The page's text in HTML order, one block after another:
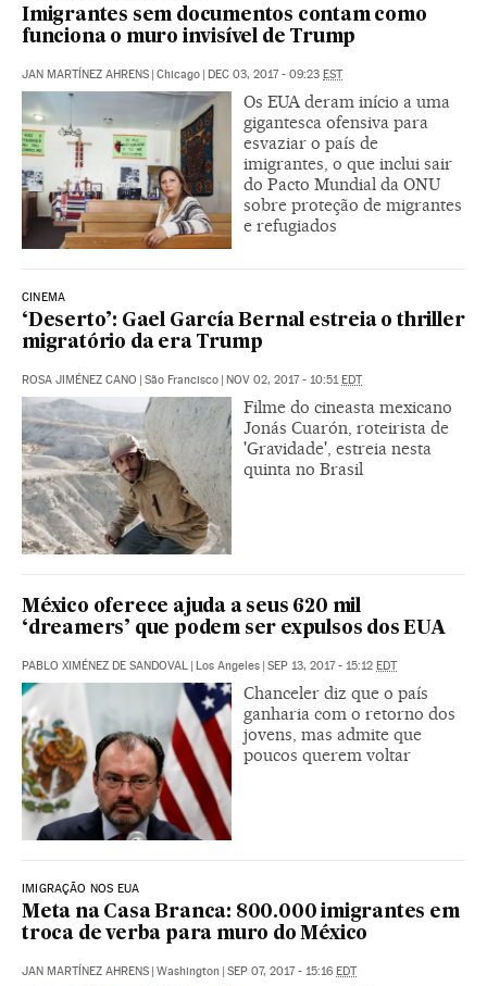
Imigrantes sem documentos contam como
funciona o muro invisível de Trump
JAN MARTÍNEZ AHRENS | Chicago | DEC 03, 2017 - 09:23 EST
Os EUA deram início a uma
gigantesca ofensiva para
esvaziar o país de
imigrantes, o que inclui sair
do Pacto Mundial da ONU
sobre proteção de migrantes
e refugiados
CINEMA
‘Deserto’: Gael García Bernal estreia o thriller
migratório da era Trump
ROSA JIMÉNEZ CANO | São Francisco | NOV 02, 2017 - 10:51EDT
Filme do cineasta mexicano
Jonás Cuarón, roteirista de
'Gravidade', estreia nesta
quinta no Brasil
México oferece ajuda a seus 620 mil
‘dreamers’ que podem ser expulsos dos EUA
PABLO XIMÉNEZ DE SANDOVAL | Los Angeles | SEP 13, 2017 - 15:12 EDT
Chanceler diz que o país
ganharia com o retorno dos
jovens, mas admite que
poucos querem voltar
IMIGRAÇÃO NOS EUA
Meta na Casa Branca: 800.000 imigrantes em
troca de verba para muro do México
JAN MARTÍNEZ AHRENS | Washington | SEP 07, 2017 - 15:16 EDT